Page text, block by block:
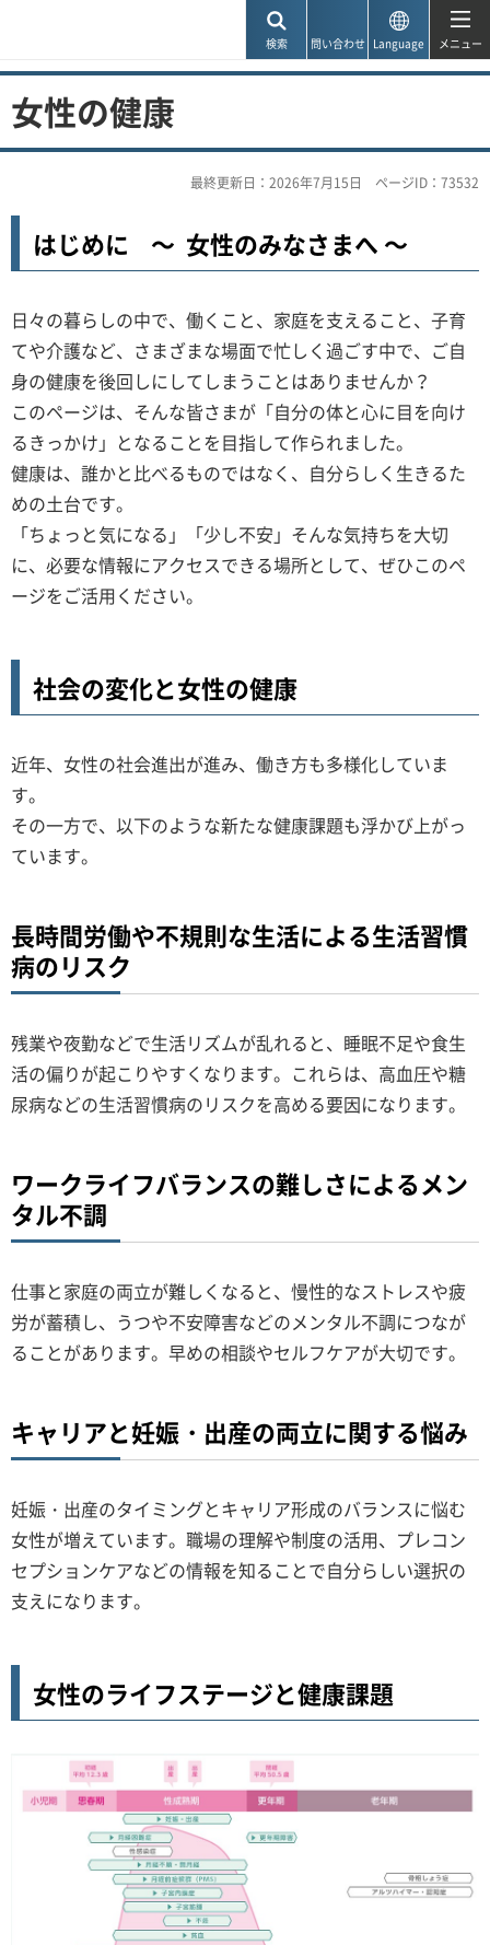
検索 問い合わせ Language メニュー
女性の健康
最終更新日：2026年7月15日 ページID：73532
はじめに ～ 女性のみなさまへ ～
日々の暮らしの中で、働くこと、家庭を支えること、子育
てや介護など、さまざまな場面で忙しく過ごす中で、ご自
身の健康を後回しにしてしまうことはありませんか？
このページは、そんな皆さまが「自分の体と心に目を向け
るきっかけ」となることを目指して作られました。
健康は、誰かと比べるものではなく、自分らしく生きるた
めの土台です。
「ちょっと気になる」「少し不安」そんな気持ちを大切
に、必要な情報にアクセスできる場所として、ぜひこのペ
ージをご活用ください。
社会の変化と女性の健康
近年、女性の社会進出が進み、働き方も多様化していま
す。
その一方で、以下のような新たな健康課題も浮かび上がっ
ています。
長時間労働や不規則な生活による生活習慣
病のリスク
残業や夜勤などで生活リズムが乱れると、睡眠不足や食生
活の偏りが起こりやすくなります。これらは、高血圧や糖
尿病などの生活習慣病のリスクを高める要因になります。
ワークライフバランスの難しさによるメン
タル不調
仕事と家庭の両立が難しくなると、慢性的なストレスや疲
労が蓄積し、うつや不安障害などのメンタル不調につなが
ることがあります。早めの相談やセルフケアが大切です。
キャリアと妊娠・出産の両立に関する悩み
妊娠・出産のタイミングとキャリア形成のバランスに悩む
女性が増えています。職場の理解や制度の活用、プレコン
セプションケアなどの情報を知ることで自分らしい選択の
支えになります。
女性のライフステージと健康課題